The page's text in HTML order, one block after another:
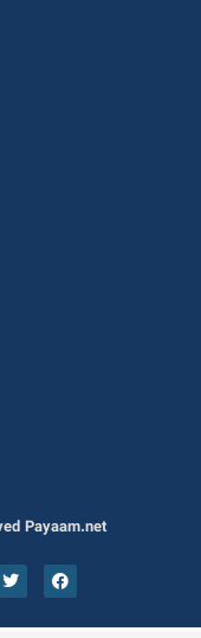
Copyright © 2023, All Rights Reserved Payaam.net